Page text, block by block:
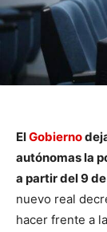
ElGobierno
autónomas la
a partir del 9
nuevo real
hacer frente a